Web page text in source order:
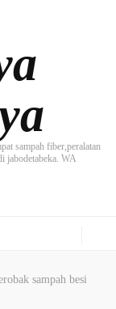
sampah fiber,peralatan
jabodetabeka. WA
sampah besi